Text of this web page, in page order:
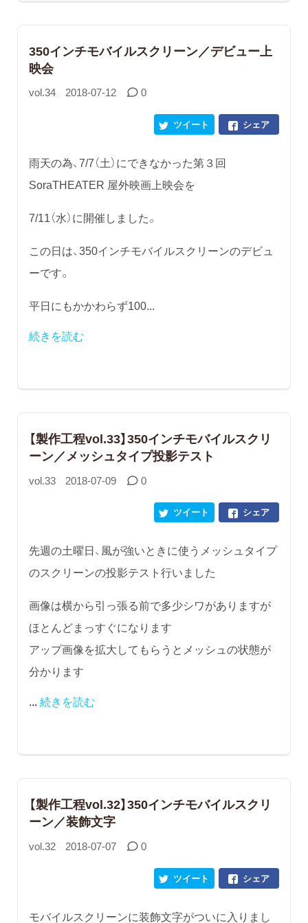
350インチモバイルスクリーン／デビュー上
映会
vol.34 2018-07-12 0
シェア
ツイート
雨天の為、7/7（土）にできなかった第３回
SoraTHEATER 屋外映画上映会を
7/11（水）に開催しました。
この日は、350インチモバイルスクリーンのデビュ
ーです。
平日にもかかわらず100...
続きを読む
【製作工程vol.33】350インチモバイルスクリ
ーン／メッシュタイプ投影テスト
vol.33 2018-07-09 0
シェア
ツイート
先週の土曜日、風が強いときに使うメッシュタイプ
のスクリーンの投影テスト行いました
画像は横から引っ張る前で多少シワがありますが
ほとんどまっすぐになります
アップ画像を拡大してもらうとメッシュの状態が
分かります
... 続きを読む
【製作工程vol.32】350インチモバイルスクリ
ーン／装飾文字
vol.32 2018-07-07 0
シェア
ツイート
モバイルスクリーンに装飾文字がついに入りまし